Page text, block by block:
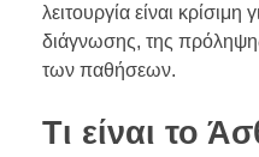
λειτουργία είναι κρίσιμη
διάγνωσης, της
των παθήσεων.
Τι είναι το